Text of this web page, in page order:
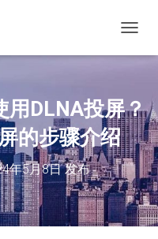
换
用DLNA投屏？
的步骤介绍
年5月8日发布